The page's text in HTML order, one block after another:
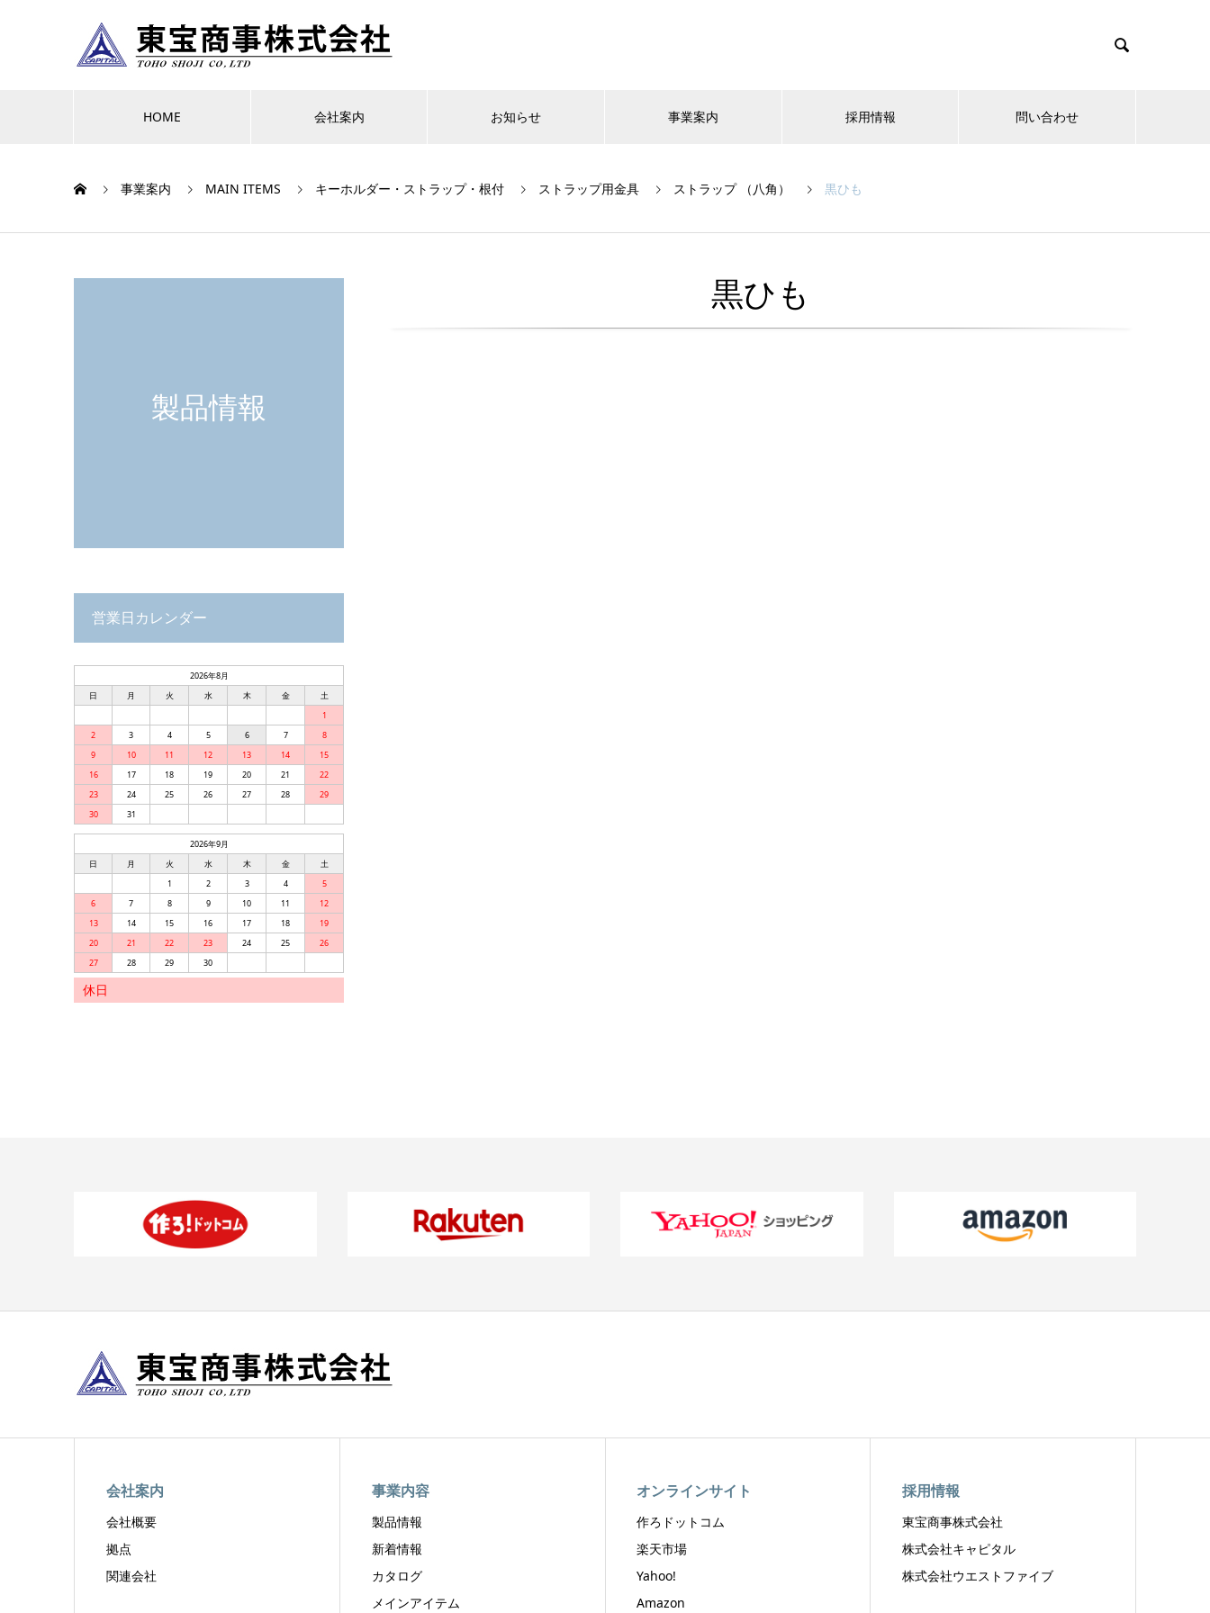

HOME 会社案内 お知らせ 事業案内 採用情報 問い合わせ
事業案内 MAIN ITEMS キーホルダー・ストラップ・根付 ストラップ用金具 ストラップ （八角） 黒ひも
製品情報
黒ひも
営業日カレンダー
2026年8月
日
月 火 水 木 金
土
1
2
3 4 5 6 7
8
9
10 11 12 13 14
15
16
17 18 19 20 21
22
23
24 25 26 27 28
29
30
31
2026年9月
日
月 火 水 木 金
土
1
2 3 4
5
6
7 8 9 10 11
12
13
14 15 16 17 18
19
20
21 22 23 24 25
26
27
28 29 30
休日
会社案内
会社概要
拠点
関連会社
事業内容
製品情報
新着情報
カタログ
メインアイテム
オンラインサイト
作ろドットコム
楽天市場
Yahoo!
Amazon
採用情報
東宝商事株式会社
株式会社キャピタル
株式会社ウエストファイブ